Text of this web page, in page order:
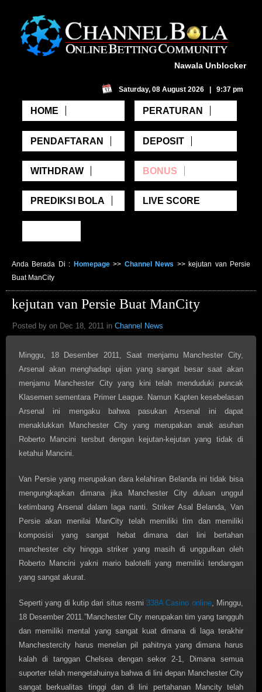
Nawala Unblocker
Saturday, 08 August 2026 | 9:37 pm
HOME PERATURAN
PENDAFTARAN DEPOSIT
WITHDRAW BONUS
PREDIKSI BOLA LIVE SCORE
Anda Berada Di : Homepage>> Channel News >>kejutan van Persie
Buat ManCity
kejutan van Persie Buat ManCity
Posted by on Dec 18, 2011 in Channel News
Minggu, 18 Desember 2011, Saat menjamu Manchester City,
Arsenal akan menghadapi ujian yang sangat besar saat akan
menjamu Manchester City yang kini telah menduduki puncak
Klasemen sementara Primer League. Namun Kapten kesebelasan
Arsenal ini mengaku bahwa pasukan Arsenal ini dapat
menaklukkan Manchester City yang merupakan anak asuhan
Roberto Mancini tersbut dengan kejutan-kejutan yang tidak di
ketahui Mancini.
Van Persie yang merupakan dara kelahiran Belanda ini tidak bisa
mengungkapkan dimana jika Manchester City duluan unggul
ketimbang Arsenal dalam laga nanti. Striker Asal Belanda, Van
Persie akan menilai ManCity telah memiliki tim dan memiliki
komposisi yang sangat hebat dimana dari lini bertahan
manchester city hingga striker yang masih di unggulkan oleh
Roberto Mancini yakni mario balotelli yang memiliki tendangan
yang sangat akurat.
Seperti yang di kutip dari situs resmi338A Casino online, Minggu,
18 Desember 2011.”Manchester City merupakan tim yang tangguh
dan memiliki mental yang sangat kuat dimana di laga terakhir
Manchestercity harus menelan pil pahitnya yang dimana harus
kalah di tanggan Chelsea dengan sekor 2-1, Dimana semua
suporter telah mengetahuinya bahwa di lini depan Manchester City
sangat berkualitas tinggi dan di lini pertahanan Mancity telah